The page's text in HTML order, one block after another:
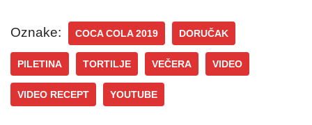
Oznake: COCA COLA 2019 DORUČAK
PILETINA TORTILJE VEČERA VIDEO
VIDEO RECEPT YOUTUBE